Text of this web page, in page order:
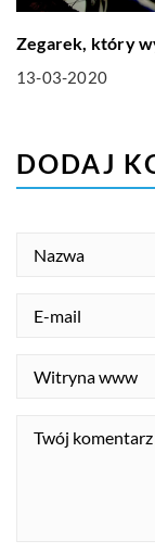
Zegarek, który
13-03-2020
DODAJ